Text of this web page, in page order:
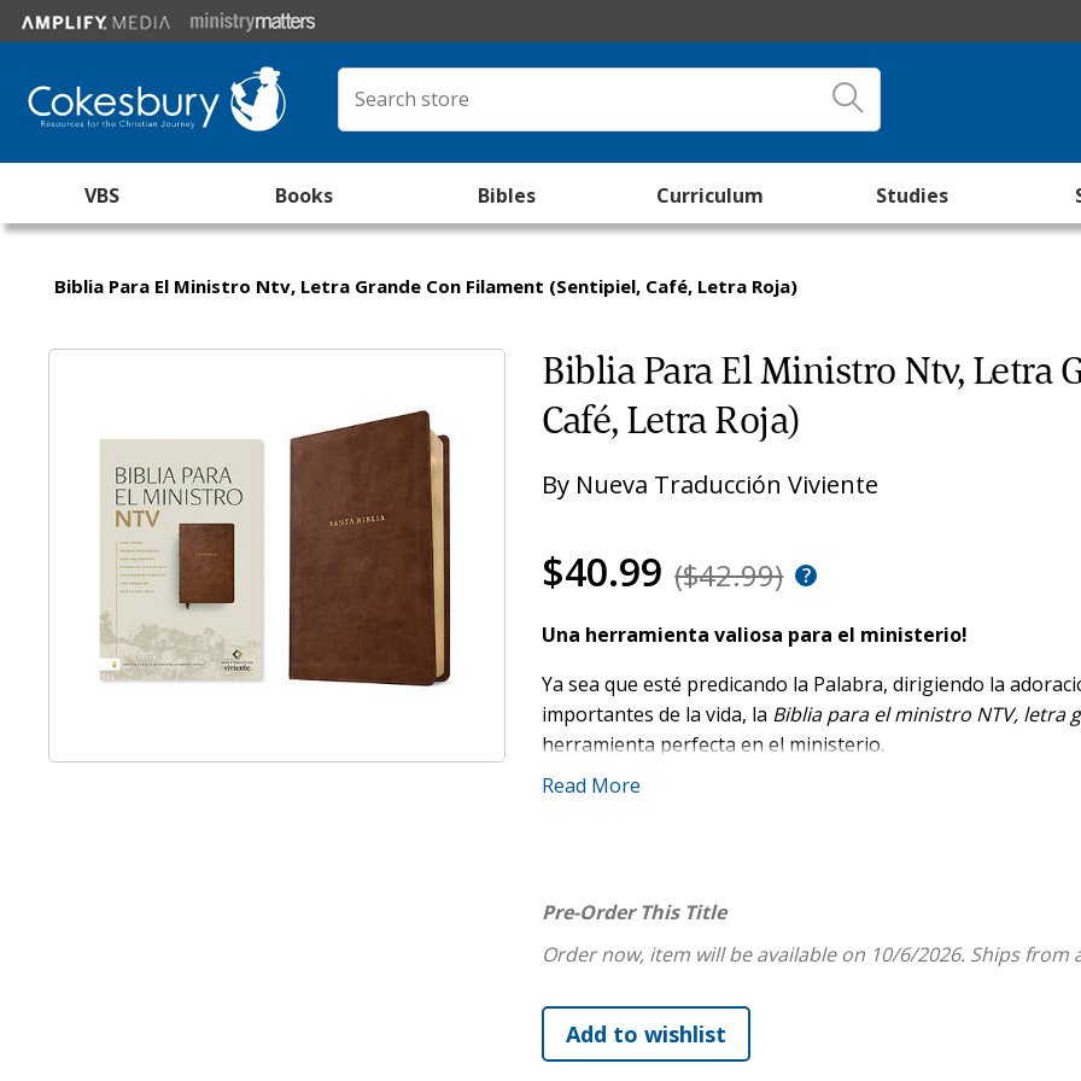
VBS Books Bibles Curriculum Studies
Biblia Para El Ministro Ntv, Letra Grande Con Filament (Sentipiel, Café, Letra Roja)
Biblia Para El Ministro Ntv, Letra
Café, Letra Roja)
By Nueva Traducción Viviente
$40.99 ($42.99)
Una herramienta valiosa para el ministerio!
Ya sea que esté predicando la Palabra, dirigiendo la
importantes de la vida, la Biblia para el ministro NTV, letra
herramienta perfecta en el ministerio.
Diseñada pensando en los ministros, esta Biblia combina
Más que una hermosa Biblia, esta es una poderosa
Guías completas para bodas, servicios fúnebres,
más
Read More
Pre-Order This Title
Order now, item will be available on 10/6/2026. Ships from